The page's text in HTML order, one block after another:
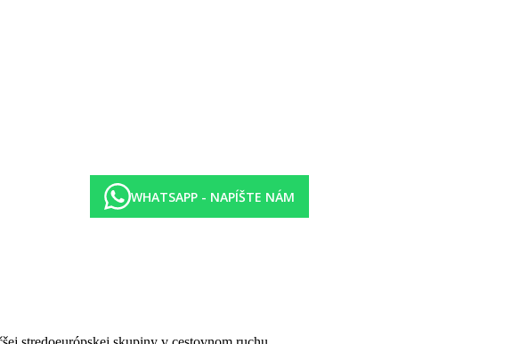
ulicu – nepísanou podmienkou je aspoň malá konzumácia v miestnom pool bare
hotela. Taxa nie je zahrnutá v cene zájazdu a musí byť uhradená klientom priamo na
či protiepidemických opatrení v danej destinácii.
WHATSAPP - NAPÍŠTE NÁM